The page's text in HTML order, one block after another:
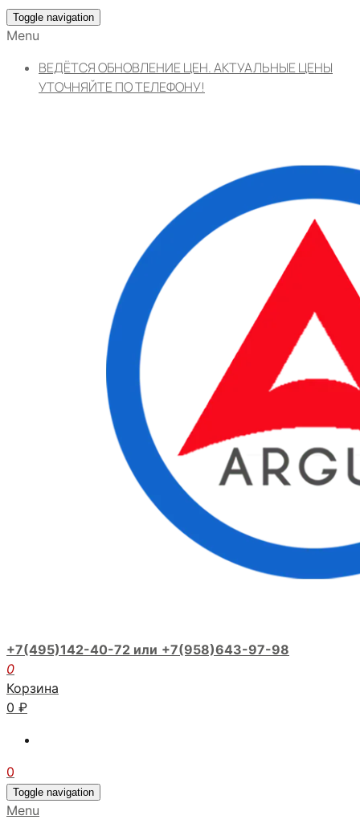
Toggle navigation
Menu
ВЕДЁТСЯ ОБНОВЛЕНИЕ ЦЕН. АКТУАЛЬНЫЕ ЦЕНЫ
УТОЧНЯЙТЕ ПО ТЕЛЕФОНУ!
+7(495)142-40-72 или +7(958)643-97-98
0
Корзина
0 ₽
0
Toggle navigation
Menu